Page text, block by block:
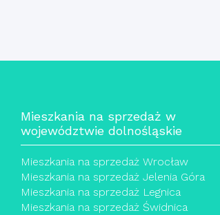
Mieszkania na sprzedaż w
województwie dolnośląskie
Mieszkania na sprzedaż Wrocław
Mieszkania na sprzedaż Jelenia Góra
Mieszkania na sprzedaż Legnica
Mieszkania na sprzedaż Świdnica